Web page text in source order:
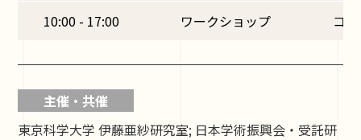
10:00 - 17:00 ワークショップ コ
主催・共催
東京科学大学 伊藤亜紗研究室; 日本学術振興会・受託研